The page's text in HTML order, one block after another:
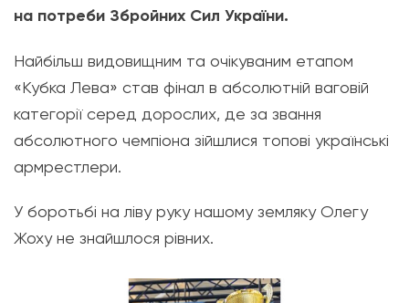
на потреби Збройних Сил України.
Найбільш видовищним та очікуваним етапом
«Кубка Лева» став фінал в абсолютній ваговій
категорії серед дорослих, де за звання
абсолютного чемпіона зійшлися топові українські
армрестлери.
У боротьбі на ліву руку нашому земляку Олегу
Жоху не знайшлося рівних.